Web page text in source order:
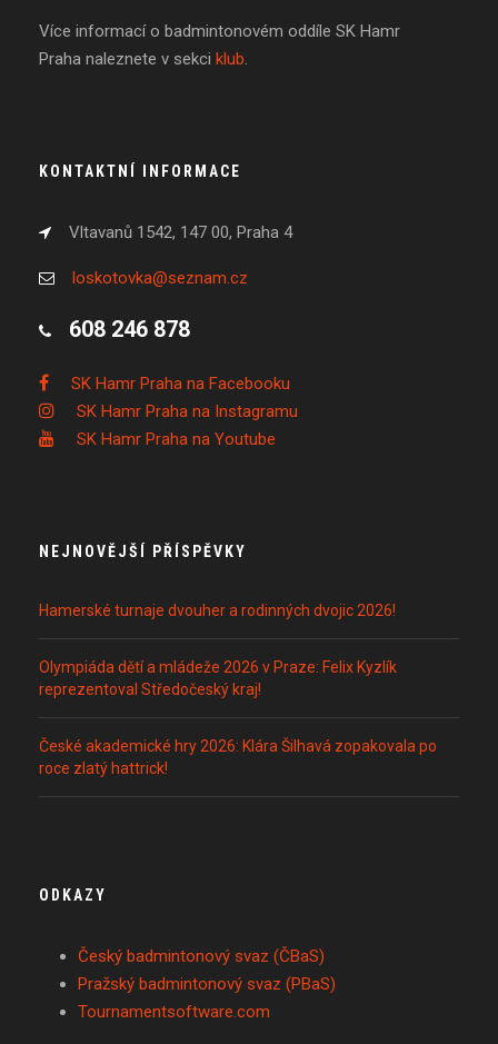
Více informací o badmintonovém oddíle SK Hamr
Praha naleznete v sekci klub
KONTAKTNÍ INFORMACE
Vltavanů 1542, 147 00, Praha 4
loskotovka@seznam.cz
608 246 878
SK Hamr Praha na Facebooku
SK Hamr Praha na Instagramu
SK Hamr Praha na Youtube
NEJNOVĚJŠÍ PŘÍSPĚVKY
Hamerské turnaje dvouher a rodinných dvojic 2026!
Olympiáda dětí a mládeže 2026 v Praze: Felix Kyzlík
reprezentoval Středočeský kraj!
České akademické hry 2026: Klára Šilhavá zopakovala po
roce zlatý hattrick!
ODKAZY
Český badmintonový svaz (ČBaS)
Pražský badmintonový svaz (PBaS)
Tournamentsoftware.com